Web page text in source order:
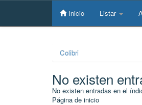
Skip
Inicio Listar
Colibri
No existen
No existen entradas en el
Página de inicio